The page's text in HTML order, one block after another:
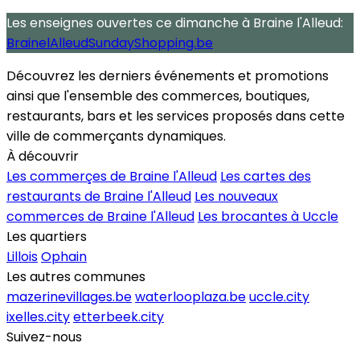
Les enseignes ouvertes ce dimanche à Braine l'Alleud:
BrainelAlleudSundayShopping.be
Découvrez les derniers événements et promotions
ainsi que l'ensemble des commerces, boutiques,
restaurants, bars et les services proposés dans cette
ville de commerçants dynamiques.
À découvrir
Les commerçes de Braine l'Alleud Les cartes des
restaurants de Braine l'Alleud Les nouveaux
commerces de Braine l'Alleud Les brocantes à Uccle
Les quartiers
LilloisOphain
Les autres communes
mazerinevillages.bewaterlooplaza.beuccle.city
ixelles.cityetterbeek.city
Suivez-nous